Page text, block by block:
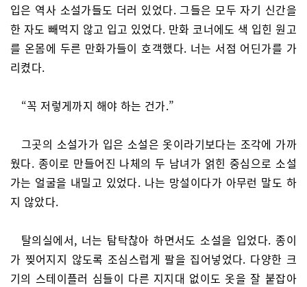
입은 역사 소설가들도 더러 있었다. 그들은 모두 자기 신간을
한 자도 빼먹지 않고 입고 있었다. 만화 코너에도 색 입힌 원고
를 온몸에 두른 만화가들이 호객했다. 너는 서점 어딘가를 가
리켰다.
“꼭 저렇게까지 해야 하는 건가.”
그곳의 소설가가 입은 소설은 옷이라기보다는 조각에 가까
웠다. 종이로 만들어진 나체의 두 남녀가 얽힌 중심으로 소설
가는 얼굴을 내밀고 있었다. 나는 망설이다가 아무런 말도 하
지 않았다.
탈의실에서, 너는 탐탁찮아 하면서도 소설을 입었다. 종이
가 찢어지지 않도록 조심스럽게 팔을 집어넣었다. 다양한 크
기의 스테이플러 심들이 다른 지지대 없이도 옷을 잘 붙잡아